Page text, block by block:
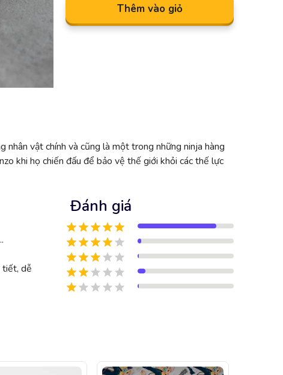
Thêm vào giỏ
nhân vật chính và cũng là một trong những ninja hàng
khi họ chiến đấu để bảo vệ thế giới khỏi các thế lực
tiết, dễ
Đánh giá